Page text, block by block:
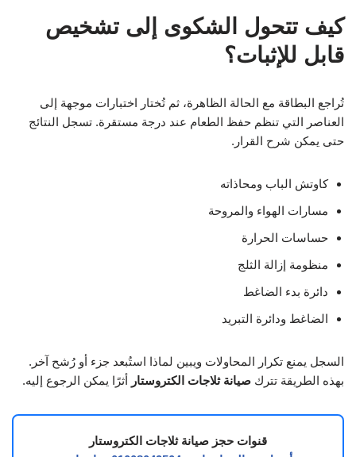
كيف تتحول الشكوى إلى تشخيص
قابل للإثبات؟
تُراجع البطاقة مع الحالة الظاهرة، ثم تُختار اختبارات موجهة إلى
العناصر التي تنظم حفظ الطعام عند درجة مستقرة. تسجل النتائج
حتى يمكن شرح القرار.
كاوتش الباب ومحاذاته
مسارات الهواء والمروحة
حساسات الحرارة
منظومة إزالة الثلج
دائرة بدء الضاغط
الضاغط ودائرة التبريد
السجل يمنع تكرار المحاولات ويبين لماذا استُبعد جزء أو رُشح آخر.
بهذه الطريقة تترك صيانة ثلاجات الكتروستار أثرًا يمكن الرجوع إليه.
قنوات حجز صيانة ثلاجات الكتروستار